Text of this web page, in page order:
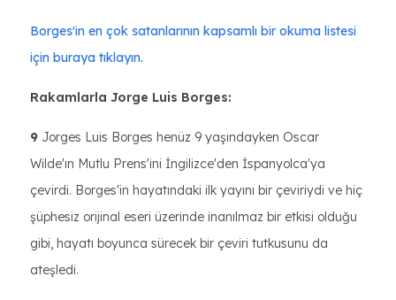
Borges'in en çok satanlarının kapsamlı bir okuma listesi
için buraya tıklayın.
Rakamlarla Jorge Luis Borges:
9 Jorges Luis Borges henüz 9 yaşındayken Oscar
Wilde'ın Mutlu Prens'ini İngilizce'den İspanyolca'ya
çevirdi. Borges'in hayatındaki ilk yayını bir çeviriydi ve hiç
şüphesiz orijinal eseri üzerinde inanılmaz bir etkisi olduğu
gibi, hayatı boyunca sürecek bir çeviri tutkusunu da
ateşledi.